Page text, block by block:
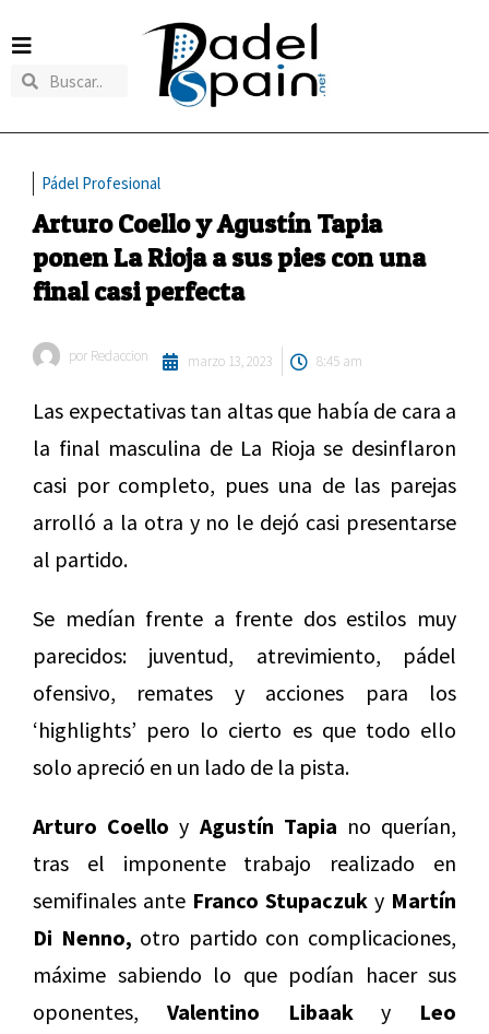
Pádel Profesional
Arturo Coello y Agustín Tapia
ponen La Rioja a sus pies con una
final casi perfecta
por Redaccion marzo 13, 2023 8:45 am
Las expectativas tan altas que había de cara a
la final masculina de La Rioja se desinflaron
casi por completo, pues una de las parejas
arrolló a la otra y no le dejó casi presentarse
al partido.
Se medían frente a frente dos estilos muy
parecidos: juventud, atrevimiento, pádel
ofensivo, remates y acciones para los
‘highlights’ pero lo cierto es que todo ello
solo apreció en un lado de la pista.
Arturo Coello y Agustín Tapia no querían,
tras el imponente trabajo realizado en
semifinales ante Franco Stupaczuk y Martín
Di Nenno, otro partido con complicaciones,
máxime sabiendo lo que podían hacer sus
oponentes, Valentino Libaaky Leo